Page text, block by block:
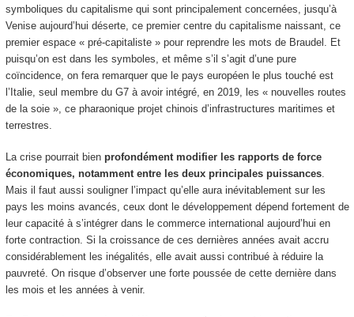
symboliques du capitalisme qui sont principalement concernées, jusqu’à
Venise aujourd’hui déserte, ce premier centre du capitalisme naissant, ce
premier espace « pré-capitaliste » pour reprendre les mots de Braudel. Et
puisqu’on est dans les symboles, et même s’il s’agit d’une pure
coïncidence, on fera remarquer que le pays européen le plus touché est
l’Italie, seul membre du G7 à avoir intégré, en 2019, les « nouvelles routes
de la soie », ce pharaonique projet chinois d’infrastructures maritimes et
terrestres.
La crise pourrait bien profondément modifier les rapports de force
économiques, notamment entre les deux principales puissances.
Mais il faut aussi souligner l’impact qu’elle aura inévitablement sur les
pays les moins avancés, ceux dont le développement dépend fortement de
leur capacité à s’intégrer dans le commerce international aujourd’hui en
forte contraction. Si la croissance de ces dernières années avait accru
considérablement les inégalités, elle avait aussi contribué à réduire la
pauvreté. On risque d’observer une forte poussée de cette dernière dans
les mois et les années à venir.